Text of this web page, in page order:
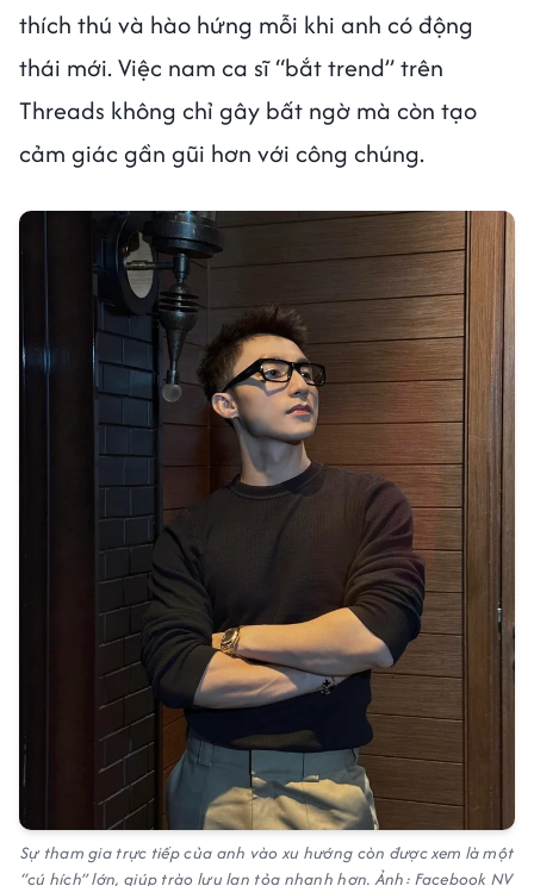
thích thú và hào hứng mỗi khi anh có động
thái mới. Việc nam ca sĩ “bắt trend” trên
Threads không chỉ gây bất ngờ mà còn tạo
cảm giác gần gũi hơn với công chúng.
Sự tham gia trực tiếp của anh vào xu hướng còn được xem là một
“cú hích” lớn, giúp trào lưu lan tỏa nhanh hơn. Ảnh: Facebook NV